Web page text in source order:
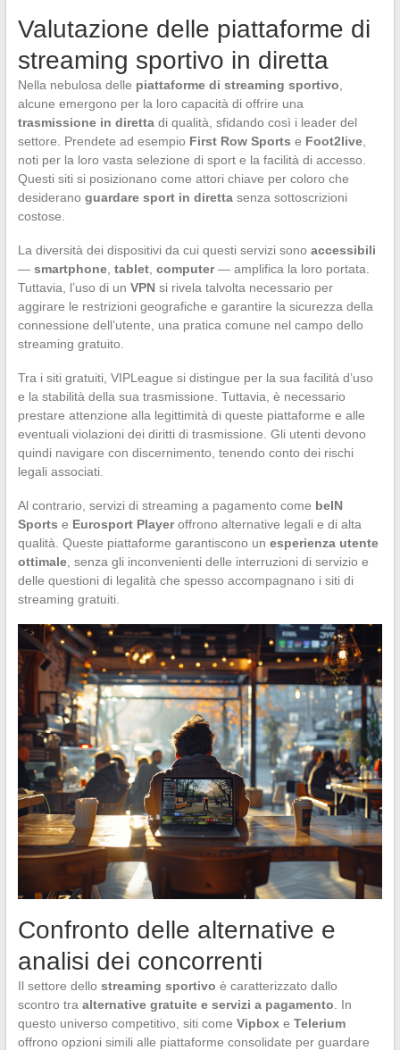
Valutazione delle piattaforme di
streaming sportivo in diretta
Nella nebulosa delle piattaforme di streaming sportivo
alcune emergono per la loro capacità di offrire una
trasmissione in direttadi qualità, sfidando così i leader del
settore. Prendete ad esempio First Row Sports e Foot2live,
noti per la loro vasta selezione di sport e la facilità di accesso.
Questi siti si posizionano come attori chiave per coloro che
desiderano guardare sport in direttasenza sottoscrizioni
costose.
La diversità dei dispositivi da cui questi servizi sono accessibili
— smartphone, tablet, computer— amplifica la loro portata.
Tuttavia, l’uso di un VPNsi rivela talvolta necessario per
aggirare le restrizioni geografiche e garantire la sicurezza della
connessione dell’utente, una pratica comune nel campo dello
streaming gratuito.
Tra i siti gratuiti, VIPLeague si distingue per la sua facilità d’uso
e la stabilità della sua trasmissione. Tuttavia, è necessario
prestare attenzione alla legittimità di queste piattaforme e alle
eventuali violazioni dei diritti di trasmissione. Gli utenti devono
quindi navigare con discernimento, tenendo conto dei rischi
legali associati.
Al contrario, servizi di streaming a pagamento come beIN
Sports e Eurosport Playeroffrono alternative legali e di alta
qualità. Queste piattaforme garantiscono un esperienza utente
ottimale, senza gli inconvenienti delle interruzioni di servizio e
delle questioni di legalità che spesso accompagnano i siti di
streaming gratuiti.
Confronto delle alternative e
analisi dei concorrenti
Il settore dello streaming sportivo è caratterizzato dallo
scontro tra alternative gratuite e servizi a pagamento . In
questo universo competitivo, siti come Vipboxe Telerium
offrono opzioni simili alle piattaforme consolidate per guardare